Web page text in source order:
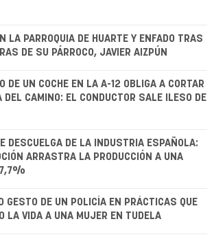
LA PARROQUIA DE HUARTE Y ENFADO TRAS
DE SU PÁRROCO, JAVIER AIZPÚN
DE UN COCHE EN LA A-12 OBLIGA A CORTAR
DEL CAMINO: EL CONDUCTOR SALE ILESO DE
DESCUELGA DE LA INDUSTRIA ESPAÑOLA:
ARRASTRA LA PRODUCCIÓN A UNA
7,7%
GESTO DE UN POLICÍA EN PRÁCTICAS QUE
LA VIDA A UNA MUJER EN TUDELA